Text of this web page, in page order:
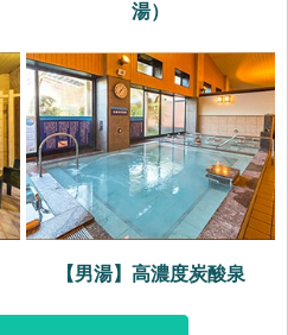
湯）
【男湯】高濃度炭酸泉